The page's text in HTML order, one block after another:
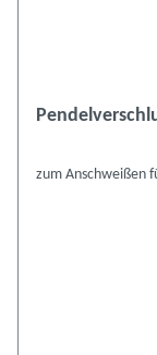
zum Anschweißen